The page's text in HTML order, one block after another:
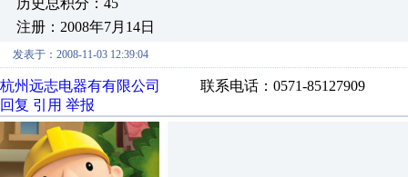
历史总积分：45
注册：2008年7月14日
发表于：2008-11-03 12:39:04
杭州远志电器有有限公司
联系电话：0571-85127909
回复 引用 举报